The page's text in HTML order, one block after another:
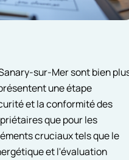
sur-Mer sont bien
une étape
et la conformité des
que pour les
cruciaux tels que le
et l'évaluation